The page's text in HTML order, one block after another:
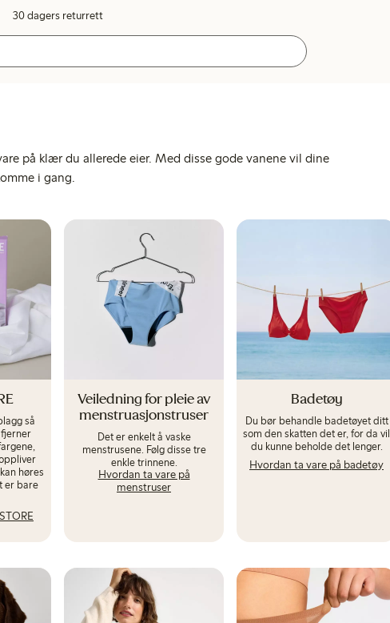
30 dagers returrett
på klær du allerede eier. Med disse gode vanene vil dine
i gang.
så
høres
er bare
Veiledning for pleie av
menstruasjonstruser
Det er enkelt å vaske
menstrusene. Følg disse tre
enkle trinnene.
Hvordan ta vare på
menstruser
Badetøy
Du bør behandle badetøyet ditt
som den skatten det er, for da vil
du kunne beholde det lenger.
Hvordan ta vare på badetøy